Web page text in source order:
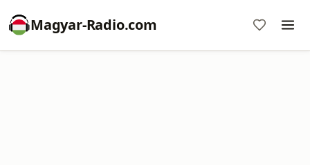
Magyar-Radio.com